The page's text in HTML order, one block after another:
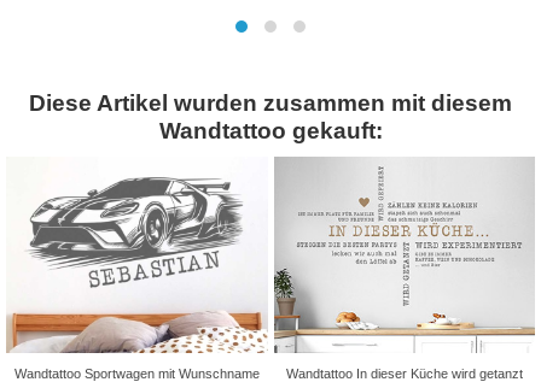
Diese Artikel wurden zusammen mit diesem
Wandtattoo gekauft:
Wandtattoo Sportwagen mit Wunschname
Wandtattoo In dieser Küche wird getanzt